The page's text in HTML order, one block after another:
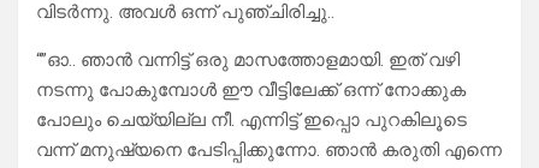
വിടർന്നു. അവൾ ഒന്ന് പുഞ്ചിരിച്ചു..
“”ഓ.. ഞാൻ വന്നിട്ട് ഒരു മാസത്തോളമായി. ഇത് വഴി
നടന്നു പോകുമ്പോൾ ഈ വീട്ടിലേക്ക് ഒന്ന് നോക്കുക
പോലും ചെയ്യില്ല നീ. എന്നിട്ട് ഇപ്പൊ പുറകിലൂടെ
വന്ന് മനുഷ്യനെ പേടിപ്പിക്കുന്നോ. ഞാൻ കരുതി എന്നെ